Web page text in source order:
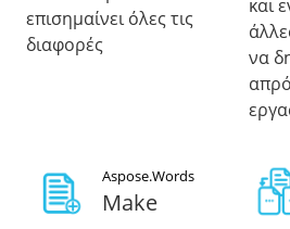
επισημαίνει όλες τις
διαφορές
και
να
Aspose.Words
Make